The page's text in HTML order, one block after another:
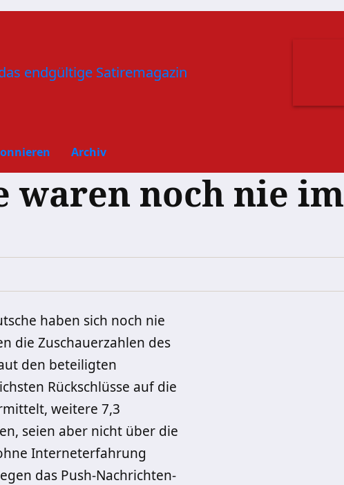
Archiv
waren noch nie im
haben sich noch nie
die Zuschauerzahlen des
den beteiligten
Rückschlüsse auf die
weitere 7,3
seien aber nicht über die
Interneterfahrung
das Push-Nachrichten-